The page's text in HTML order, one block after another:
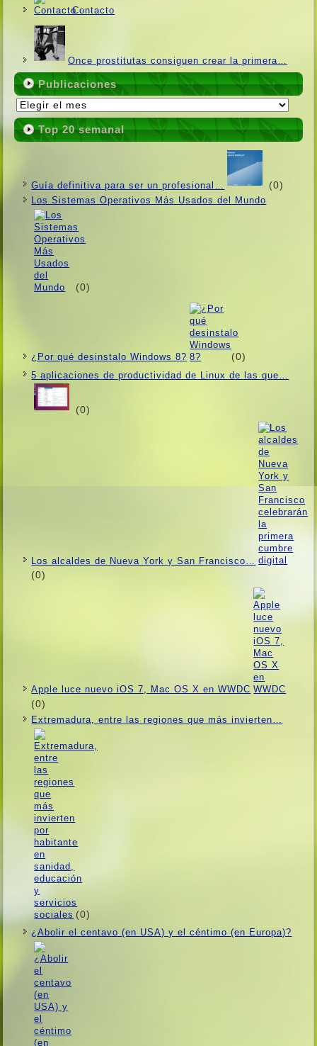
Contacto
Once prostitutas consiguen crear la primera…
Publicaciones
Publicaciones
Top 20 semanal
Guí­a definitiva para ser un profesional… (0)
Los Sistemas Operativos Más Usados ​​del Mundo
(0)
¿Por qué desinstalo Windows 8? (0)
5 aplicaciones de productividad de Linux de las que…
(0)
Los alcaldes de Nueva York y San Francisco…
(0)
Apple luce nuevo iOS 7, Mac OS X en WWDC
(0)
Extremadura, entre las regiones que más invierten…
(0)
¿Abolir el centavo (en USA) y el céntimo (en Europa)?